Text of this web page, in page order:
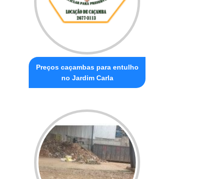
Preços caçambas para entulho
no Jardim Carla